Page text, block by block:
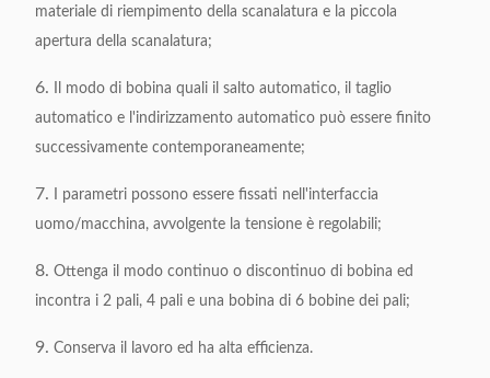
materiale di riempimento della scanalatura e la piccola
apertura della scanalatura;
6.
Il modo di bobina quali il salto automatico, il taglio
automatico e l'indirizzamento automatico può essere finito
successivamente contemporaneamente;
7.
I parametri possono essere fissati nell'interfaccia
uomo/macchina, avvolgente la tensione è regolabili;
8. Ottenga il modo continuo o discontinuo di bobina ed
incontra i 2 pali, 4 pali e una bobina di 6 bobine dei pali;
9. Conserva il lavoro ed ha alta efficienza.